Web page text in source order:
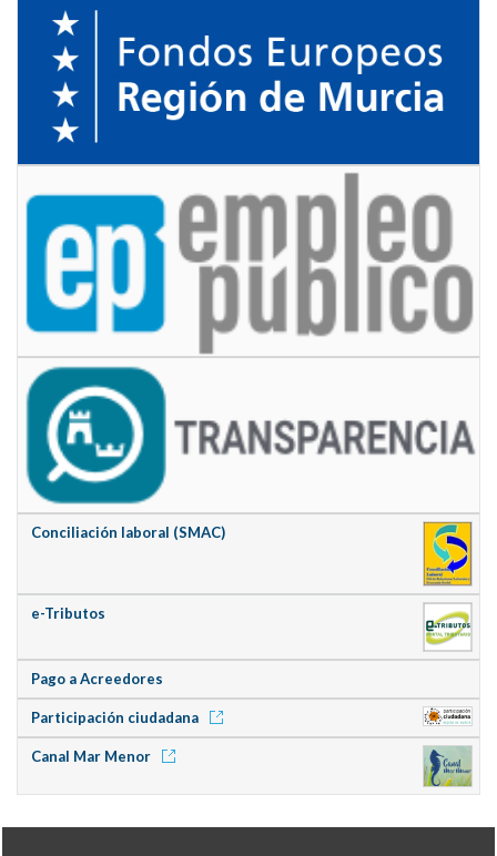
Conciliación laboral (SMAC)
e-Tributos
Pago a Acreedores
Participación ciudadana
Canal Mar Menor